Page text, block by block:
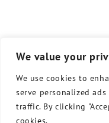
We value your
We use cookies to
serve personalized
traffic. By clicking
cookies.